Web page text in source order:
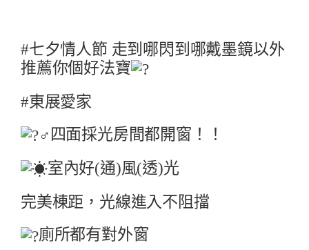
#七夕情人節 走到哪閃到哪戴墨鏡以外
推薦你個好法寶
#東展愛家
四面採光房間都開窗！！
室內好(通)風(透)光
完美棟距，光線進入不阻擋
廁所都有對外窗